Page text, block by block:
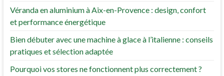
Véranda en aluminium à Aix-en-Provence : design, confort
et performance énergétique
Bien débuter avec une machine à glace à l’italienne : conseils
pratiques et sélection adaptée
Pourquoi vos stores ne fonctionnent plus correctement ?